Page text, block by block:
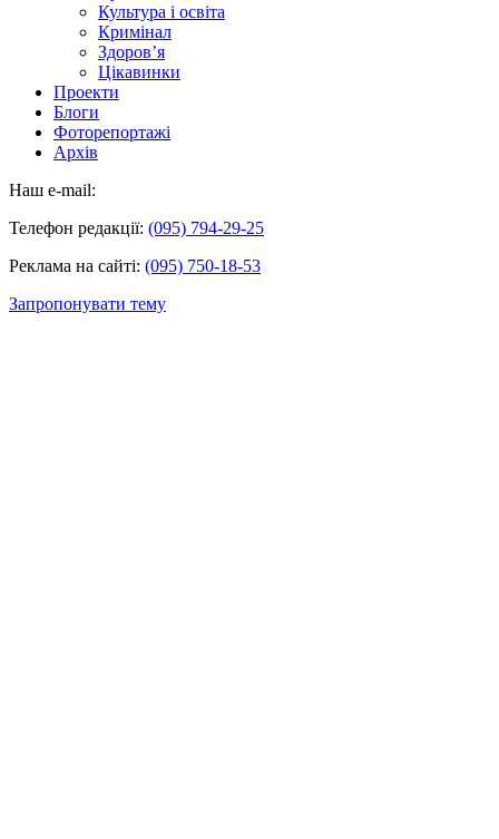
Культура і освіта
Кримінал
Здоров’я
Цікавинки
Проекти
Блоги
Фоторепортажі
Архів
Наш e-mail:
Телефон редакції: (095) 794-29-25
Реклама на сайті: (095) 750-18-53
Запропонувати тему